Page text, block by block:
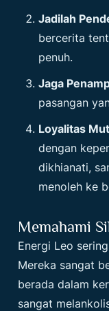
Jadilah
bercerita
penuh.
Jaga
pasangan
Loyalitas
dengan
dikhianati,
menoleh ke
Memahami
Energi Leo
Mereka sangat
berada dalam
sangat